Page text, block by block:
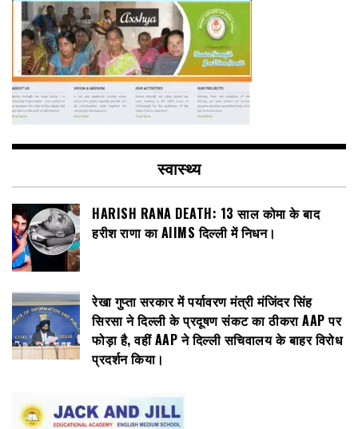
स्वास्थ्य
HARISH RANA DEATH: 13 साल कोमा के बाद
हरीश राणा का AIIMS दिल्ली में निधन।
रेखा गुप्ता सरकार में पर्यावरण मंत्री मंजिंदर सिंह
सिरसा ने दिल्ली के प्रदूषण संकट का ठीकरा AAP पर
फोड़ा है, वहीं AAP ने दिल्ली सचिवालय के बाहर विरोध
प्रदर्शन किया।